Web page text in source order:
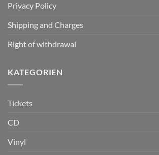
Privacy Policy
Shipping and Charges
Right of withdrawal
KATEGORIEN
Tickets
CD
Vinyl